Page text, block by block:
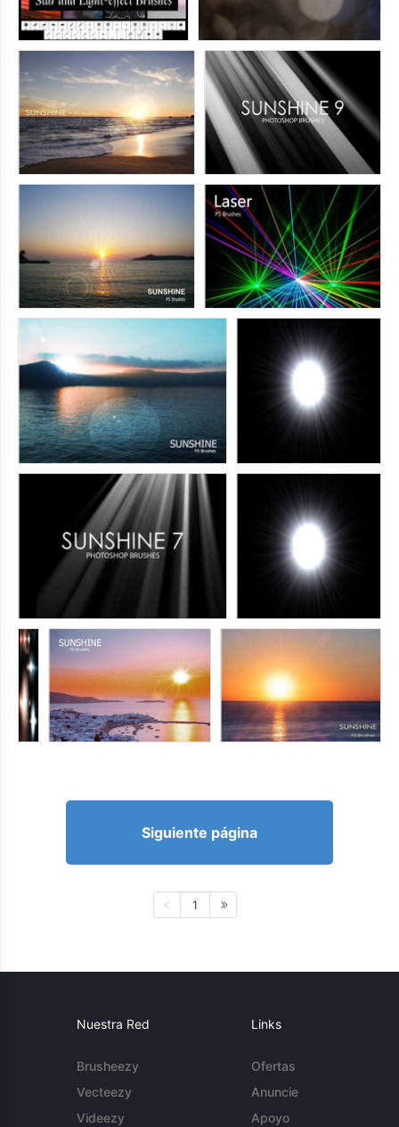
Siguiente página
1
Nuestra Red
Brusheezy
Vecteezy
Videezy
Links
Ofertas
Anuncie
Apoyo